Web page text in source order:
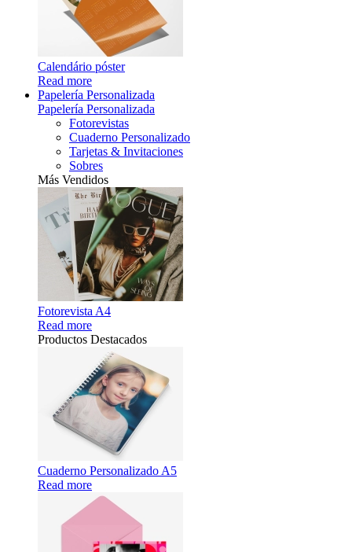
Calendário póster
Read more
Papelería Personalizada
Papelería Personalizada
Fotorevistas
Cuaderno Personalizado
Tarjetas & Invitaciones
Sobres
Más Vendidos
Fotorevista A4
Read more
Productos Destacados
Cuaderno Personalizado A5
Read more